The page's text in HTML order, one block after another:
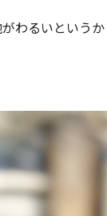
わるいというか